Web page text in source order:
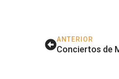
ANTERIOR
Conciertos de